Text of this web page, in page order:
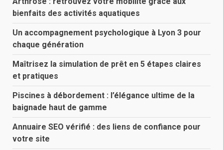
bienfaits des activités aquatiques
Un accompagnement psychologique à Lyon 3 pour
chaque génération
Maîtrisez la simulation de prêt en 5 étapes claires
et pratiques
Piscines à débordement : l’élégance ultime de la
baignade haut de gamme
Annuaire SEO vérifié : des liens de confiance pour
votre site